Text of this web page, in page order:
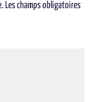
Les champs obligatoires